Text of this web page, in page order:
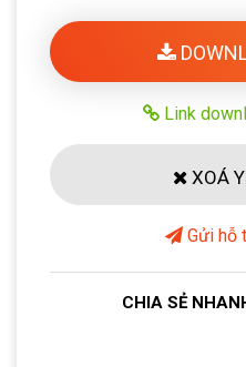
Link
XOÁ
Gửi hỗ
CHIA SẺ